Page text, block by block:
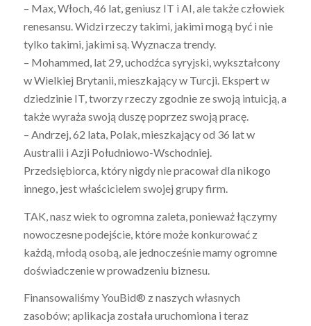
– Max, Włoch, 46 lat, geniusz IT i AI, ale także człowiek
renesansu. Widzi rzeczy takimi, jakimi mogą być i nie
tylko takimi, jakimi są. Wyznacza trendy.
– Mohammed, lat 29, uchodźca syryjski, wykształcony
w Wielkiej Brytanii, mieszkający w Turcji. Ekspert w
dziedzinie IT, tworzy rzeczy zgodnie ze swoją intuicją, a
także wyraża swoją duszę poprzez swoją pracę.
– Andrzej, 62 lata, Polak, mieszkający od 36 lat w
Australii i Azji Południowo-Wschodniej.
Przedsiębiorca, który nigdy nie pracował dla nikogo
innego, jest właścicielem swojej grupy firm.
TAK, nasz wiek to ogromna zaleta, ponieważ łączymy
nowoczesne podejście, które może konkurować z
każdą, młodą osobą, ale jednocześnie mamy ogromne
doświadczenie w prowadzeniu biznesu.
Finansowaliśmy YouBid® z naszych własnych
zasobów; aplikacja została uruchomiona i teraz